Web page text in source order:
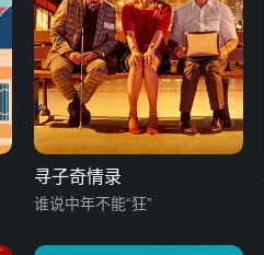
寻子奇情录
谁说中年不能“狂”